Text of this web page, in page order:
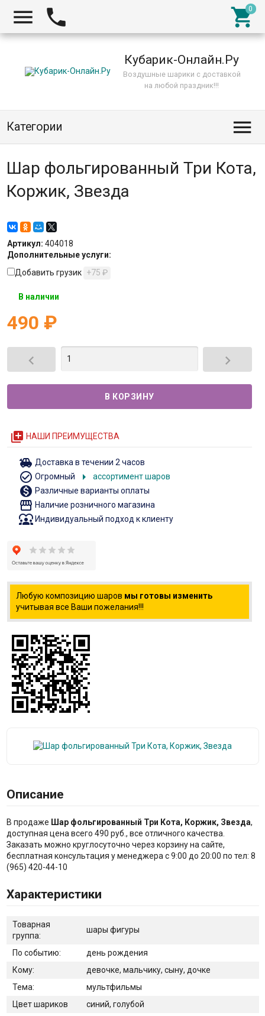
  
Кубарик-Онлайн.Ру
Воздушные шарики с доставкой
на любой праздник!!!
Категории 
Шар фольгированный Три Кота,
Коржик, Звезда
Артикул: 404018
Дополнительные услуги:
Добавить грузик +75 ₽
В наличии
490 ₽
 
queue НАШИ ПРЕИМУЩЕСТВА
toys Доставка в течении 2 часов
check_circle_outline Огромный arrow_right ассортимент шаров
monetization_on Различные варианты оплаты
storefront Наличие розничного магазина
diversity_1Индивидуальный подход к клиенту
Любую композицию шаров мы готовы изменить
учитывая все Ваши пожелания!!!
Описание
В продаже Шар фольгированный Три Кота, Коржик, Звезда,
доступная цена всего 490 руб., все отличного качества.
Заказать можно круглосуточно через корзину на сайте,
бесплатная консультация у менеджера с 9:00 до 20:00 по тел: 8
(965) 420-44-10
Характеристики
Товарная
группа:
шары фигуры
По событию:
день рождения
Кому:
девочке, мальчику, сыну, дочке
Тема:
мультфильмы
Цвет шариков
синий, голубой